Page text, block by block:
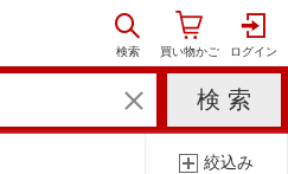
絞込み